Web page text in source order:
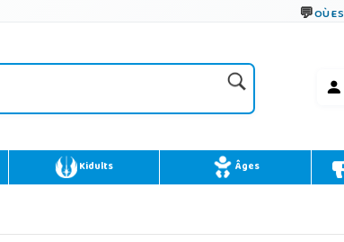
OÙ
Kidults Âges